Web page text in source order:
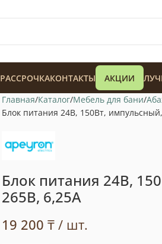
128 900₸
РАССРОЧКАКОНТАКТЫ АКЦИИ
Главная Каталог Мебель для бани
Блок питания 24В, 150Вт,
Блок питания 24В,
265В, 6,25А
19 200 ₸/ шт.